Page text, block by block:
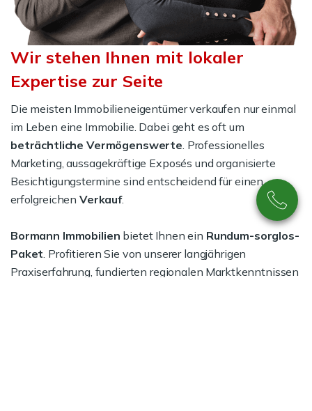
Wir stehen Ihnen mit lokaler
Expertise zur Seite
Die meisten Immobilieneigentümer verkaufen nur einmal
im Leben eine Immobilie. Dabei geht es oft um
beträchtliche Vermögenswerte. Professionelles
Marketing, aussagekräftige Exposés und organisierte
Besichtigungstermine sind entscheidend für einen
erfolgreichen Verkauf.
Bormann Immobilien bietet Ihnen ein Rundum-sorglos-
Paket. Profitieren Sie von unserer langjährigen
Praxiserfahrung, fundierten regionalen Marktkenntnissen